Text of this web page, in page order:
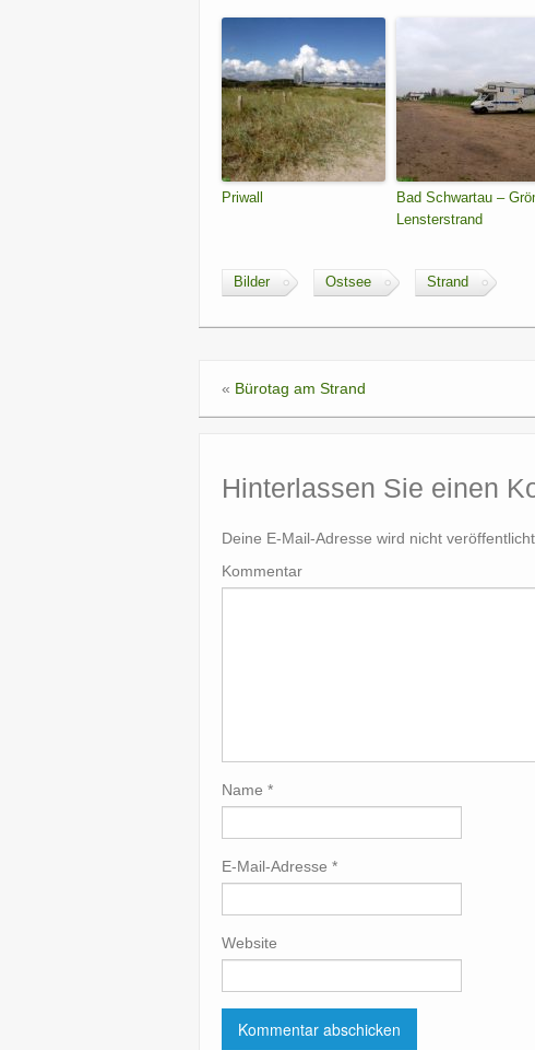
Priwall
Bad Schwartau –
Lensterstrand
Bilder Ostsee Strand
« Bürotag am Strand
Hinterlassen Sie einen
Deine E-Mail-Adresse wird nicht veröffentlicht.
Kommentar
Name *
E-Mail-Adresse *
Website